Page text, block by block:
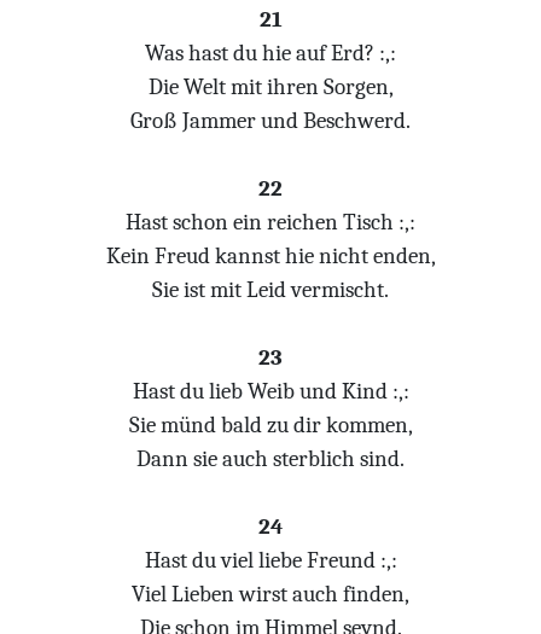
21
Was hast du hie auf Erd? :,:
Die Welt mit ihren Sorgen,
Groß Jammer und Beschwerd.
22
Hast schon ein reichen Tisch :,:
Kein Freud kannst hie nicht enden,
Sie ist mit Leid vermischt.
23
Hast du lieb Weib und Kind :,:
Sie münd bald zu dir kommen,
Dann sie auch sterblich sind.
24
Hast du viel liebe Freund :,:
Viel Lieben wirst auch finden,
Die schon im Himmel seynd.